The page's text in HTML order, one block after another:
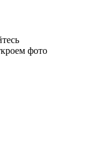
фото